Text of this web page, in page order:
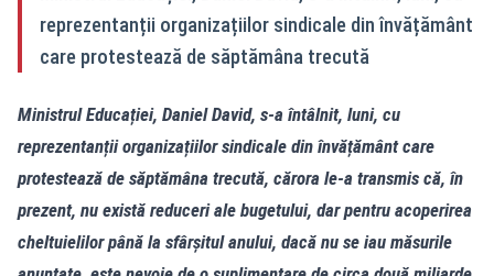
reprezentanții organizațiilor sindicale din învățământ
care protestează de săptămâna trecută
Ministrul Educației, Daniel David, s-a întâlnit, luni, cu
reprezentanții organizațiilor sindicale din învățământ care
protestează de săptămâna trecută, cărora le-a transmis că, în
prezent, nu există reduceri ale bugetului, dar pentru acoperirea
cheltuielilor până la sfârșitul anului, dacă nu se iau măsurile